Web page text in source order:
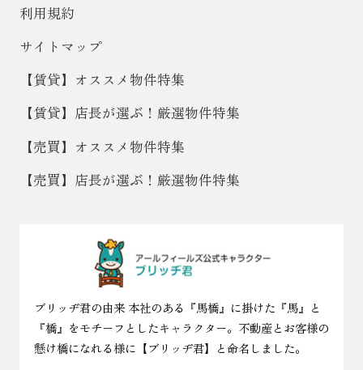
利用規約
サイトマップ
【賃貸】オススメ物件特集
【賃貸】店長が選ぶ！厳選物件特集
【売買】オススメ物件特集
【売買】店長が選ぶ！厳選物件特集
ブリッヂ君の由来 本社のある『馬橋』に掛けた『馬』と
『橋』をモチーフとしたキャラクター。不動産とお客様の
懸け橋になれる様に【ブリッヂ君】と命名しました。